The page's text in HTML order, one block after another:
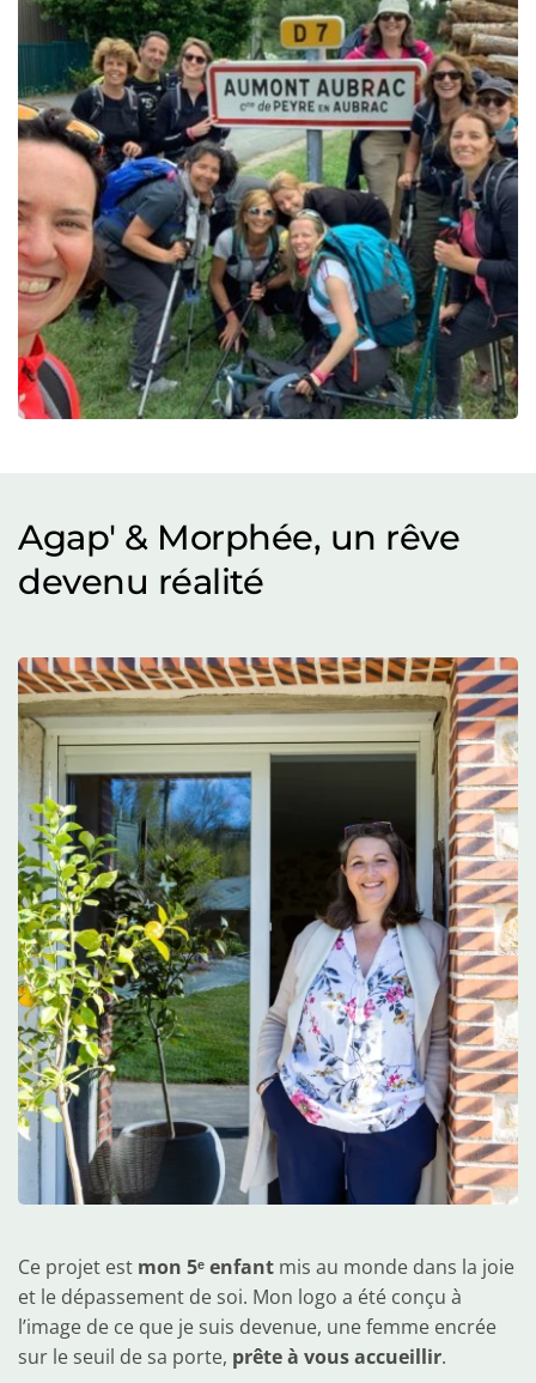
Agap' & Morphée, un rêve
devenu réalité
Ce projet est mon 5ᵉ enfant mis au monde dans la joie
et le dépassement de soi. Mon logo a été conçu à
l’image de ce que je suis devenue, une femme encrée
sur le seuil de sa porte, prête à vous accueillir.